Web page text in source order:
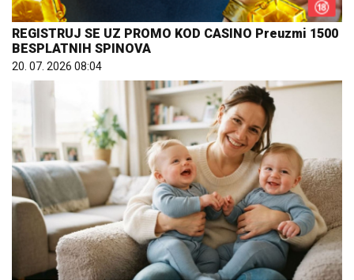
REGISTRUJ SE UZ PROMO KOD CASINO Preuzmi 1500
BESPLATNIH SPINOVA
20. 07. 2026 08:04